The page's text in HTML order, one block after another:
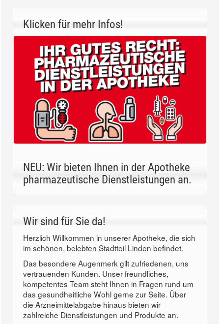
Klicken für mehr Infos!
NEU: Wir bieten Ihnen in der Apotheke
pharmazeutische Dienstleistungen an.
Wir sind für Sie da!
Herzlich Willkommen in unserer Apotheke, die sich
im schönen, belebten Stadtteil Linden befindet.
Das besondere Augenmerk gilt zufriedenen, uns
vertrauenden Kunden. Unser freundliches,
kompetentes Team steht Ihnen in Fragen rund um
das gesundheitliche Wohl gerne zur Seite. Über
die Arzneimittelabgabe hinaus bieten wir
zahlreiche Dienstleistungen und Produkte an.